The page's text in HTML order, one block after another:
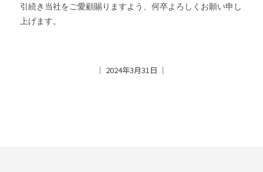
引続き当社をご愛顧賜りますよう、何卒よろしくお願い申し
上げます。
│ 2024年3月31日 │